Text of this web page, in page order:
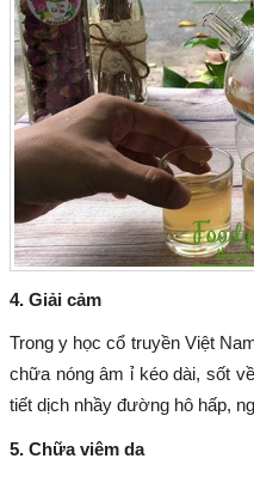
4. Giải cảm
Trong y học cổ truyền Việt
chữa nóng âm ỉ kéo dài, sốt
tiết dịch nhầy đường hô hấp,
5. Chữa viêm da